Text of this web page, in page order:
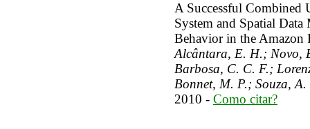
A Successful Combined
System and Spatial
Behavior in the Amazon
Alcântara, E. H.; Novo,
Barbosa, C. C. F.;
Bonnet, M. P.; Souza, A.
2010 - Como citar?